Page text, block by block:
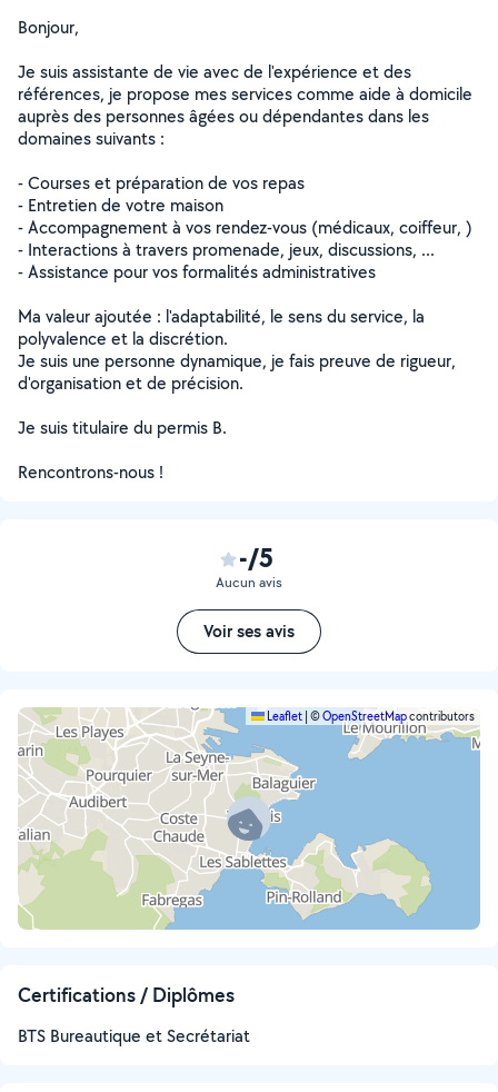
Bonjour,
Je suis assistante de vie avec de l'expérience et des
références, je propose mes services comme aide à domicile
auprès des personnes âgées ou dépendantes dans les
domaines suivants :
- Courses et préparation de vos repas
- Entretien de votre maison
- Accompagnement à vos rendez-vous (médicaux, coiffeur, )
- Interactions à travers promenade, jeux, discussions, ...
- Assistance pour vos formalités administratives
Ma valeur ajoutée : l'adaptabilité, le sens du service, la
polyvalence et la discrétion.
Je suis une personne dynamique, je fais preuve de rigueur,
d'organisation et de précision.
Je suis titulaire du permis B.
Rencontrons-nous !
-/5
Aucun avis
Voir ses avis
Leaflet ©OpenStreetMapcontributors
Certifications / Diplômes
BTS Bureautique et Secrétariat